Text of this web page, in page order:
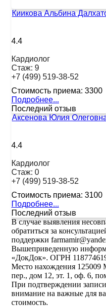
Киикова Альбина
4.4
Кардиолог
Стаж: 9
+7 (499) 519-38-52
Стоимость приема: 3300
Подробнее...
Последний отзыв
Аксенова Юлия
4.4
Кардиолог
Стаж: 0
+7 (499) 519-38-52
Стоимость приема: 3100
Подробнее...
Последний отзыв
В случае выявления
обратиться за
поддержки
Вышеприведенную
«ДокДок». ОГРН
Место нахождения 125009
пер., дом 12, эт. 1, оф. 6,
При подтверждении
внимание на важные для
стоимость.